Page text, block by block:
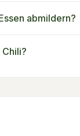
abmildern?